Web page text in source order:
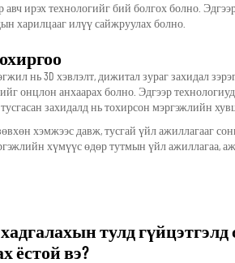
авч ирэх технологийг бий болгох болно.
харилцааг илүү сайжруулах болно.
нь 3D хэвлэлт, дижитал зураг захидал
онцлон анхаарах болно. Эдгээр
захидалд нь тохирсон мэргэжлийн
хэмжээс давж, тусгай үйл ажиллагааг
хүмүүс өдөр тутмын үйл ажиллагаа,
тулд
ёстой вэ?